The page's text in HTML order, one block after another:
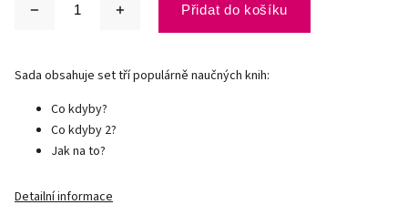
Přidat do košíku
Sada obsahuje set tří populárně naučných knih:
Co kdyby?
Co kdyby 2?
Jak na to?
Detailní informace